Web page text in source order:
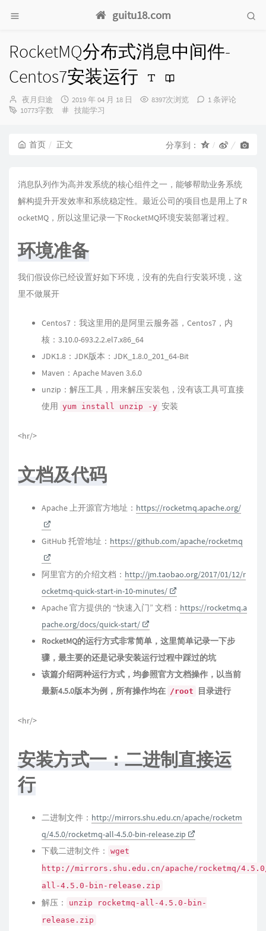
guitu18.com
RocketMQ分布式消息中间件-
Centos7安装运行
博
主：
夜月归途
发
布
2019 年 04 月 18 日 8397次浏览
1 条评论
10773字数
分
技能学习
首页 正文 分享到：
消息队列作为高并发系统的核心组件之一，能够帮助业务系统
解构提升开发效率和系统稳定性。最近公司的项目也是用上了R
ocketMQ，所以这里记录一下RocketMQ环境安装部署过程。
环境准备
我们假设你已经设置好如下环境，没有的先自行安装环境，这
里不做展开
Centos7：我这里用的是阿里云服务器，Centos7，内
核：3.10.0-693.2.2.el7.x86_64
JDK1.8：JDK版本：JDK_1.8.0_201_64-Bit
Maven：Apache Maven 3.6.0
unzip：解压工具，用来解压安装包，没有该工具可直接
使用 yum install unzip -y 安装
<hr/>
文档及代码
Apache 上开源官方地址： https://rocketmq.apache.org/
GitHub 托管地址： https://github.com/apache/rocketmq
阿里官方的介绍文档： http://jm.taobao.org/2017/01/12/r
ocketmq-quick-start-in-10-minutes/
Apache 官方提供的 “快速入门” 文档： https://rocketmq.a
pache.org/docs/quick-start/
RocketMQ的运行方式非常简单，这里简单记录一下步
骤，最主要的还是记录安装运行过程中踩过的坑
该篇介绍两种运行方式，均参照官方文档操作，以当前
最新4.5.0版本为例，所有操作均在 /root 目录进行
<hr/>
安装方式一：二进制直接运
行
二进制文件： http://mirrors.shu.edu.cn/apache/rocketm
q/4.5.0/rocketmq-all-4.5.0-bin-release.zip
下载二进制文件：
wget
http://mirrors.shu.edu.cn/apache/rocketmq/
all-4.5.0-bin-release.zip
解压：
unzip rocketmq-all-4.5.0-bin-
release.zip